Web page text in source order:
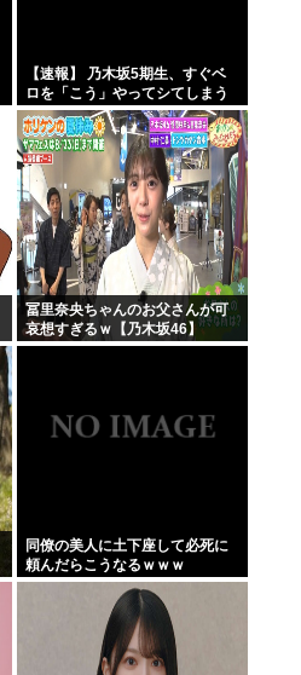
【速報】 乃木坂5期生、すぐベ
ロを「こう」やってシてしまう
ｗｗｗｗｗｗ
冨里奈央ちゃんのお父さんが可
哀想すぎるｗ【乃木坂46】
同僚の美人に土下座して必死に
頼んだらこうなるｗｗｗ